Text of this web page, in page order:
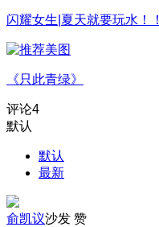
闪耀女生|夏天就要玩水！！
《只此青绿》
评论4
默认
默认
最新
俞凯议沙发 赞